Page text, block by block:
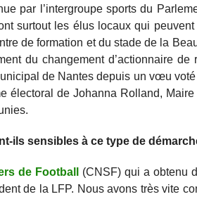
par l’intergroupe sports du
surtout les élus locaux qui
de formation et du stade de la
du changement d’actionnaire de
de Nantes depuis un vœu voté
électoral de Johanna Rolland,
ils sensibles à ce type de
de Football
(CNSF) qui a obtenu
de la LFP. Nous avons très vite